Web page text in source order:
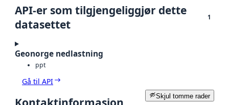
API-er som tilgjengeliggjør dette
datasettet
1
Geonorge nedlastning
ppt
Gå til API
Skjul tomme rader